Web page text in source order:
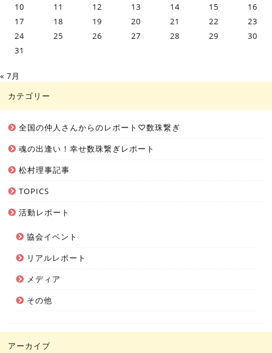
10
11 12 13 14 15
16
17
18 19 20 21 22
23
24
25 26 27 28 29
30
31
« 7月
カテゴリー
全国の仲人さんからのレポート♡数珠繋ぎ
魂の出逢い！幸せ数珠繋ぎレポート
松村理事記事
TOPICS
活動レポート
協会イベント
リアルレポート
メディア
その他
アーカイブ